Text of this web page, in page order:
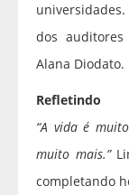
dos
Alana Diodato.
Refletindo
“A vida é
muito mais.”
completando